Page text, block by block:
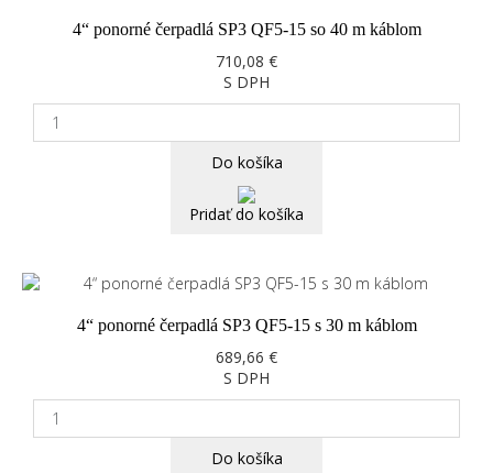
4“ ponorné čerpadlá SP3 QF5-15 so 40 m káblom
710,08 €
S DPH
Do košíka
Pridať do košíka
4“ ponorné čerpadlá SP3 QF5-15 s 30 m káblom
689,66 €
S DPH
Do košíka